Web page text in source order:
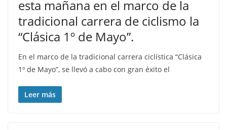
esta mañana en el marco de la
tradicional carrera de ciclismo la
“Clásica 1º de Mayo”.
En el marco de la tradicional carrera ciclística “Clásica
1º de Mayo”, se llevó a cabo con gran éxito el
Leer más